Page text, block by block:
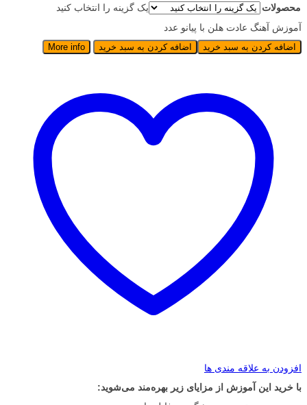
محصولات
یک گزینه را انتخاب کنید
آموزش آهنگ عادت هلن با پیانو عدد
اضافه کردن به سبد خرید اضافه کردن به سبد خرید More info
افزودن به علاقه مندی ها
با خرید این آموزش از مزایای زیر بهره‌مند می‌شوید: